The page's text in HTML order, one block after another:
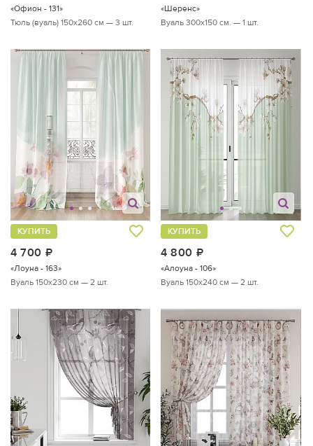
«Офион - 131»
Тюль (вуаль) 150х260 см — 3 шт.
«Шеренс»
Вуаль 300х150 см. — 1 шт.
4 700
КУПИТЬ
«Лоуна - 163»
Вуаль 150х230 см — 2 шт.
4 800
КУПИТЬ
«Алоуна - 106»
Вуаль 150х240 см — 2 шт.